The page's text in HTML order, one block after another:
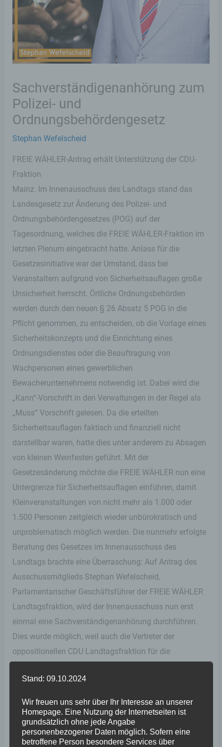
Sachverständigenanhörung zum
Polizei- und
Ordnungsbehördengesetz
Stephan Wefelscheid
FREIE WÄHLER-Antrag erhält Unterstützung der CDU-
Fraktion
Mainz. Im Innenausschuss des Landtags stand das
Landesgesetz zur Änderung des Polizei- und
Ordnungsbehördengesetzes (POG) auf der
Tagesordnung, welches die FREIE WÄHLER-Fraktion im
letzten Plenum eingebracht hatte. Anlass für die
Gesetzesinitiative war der Umstand, dass bei
Veranstaltern aufgrund von Sicherheitsauflagen große
Unsicherheit herrscht. Örtliche Ordnungsbehörden
werden durch den neuen § 26 Absatz 5 POG in die
Pflicht genommen, zu entscheiden, ob die Vorlage eines
Sicherheitskonzepts und die Einrichtung eines
Ordnungsdienstes oder die Beauftragung von
Wachpersonen eines gewerblichen
Bewacherunternehmens notwendig ist. Dabei wird die
„Kann“-Vorschrift in den Verwaltungen in der Regel als
„Muss“ Vorschrift gelesen. Da die erteilten
Sicherheitsauflagen faktisch und finanziell nicht
darstellbar waren, hatte dies unter anderem zu Absagen
von kleinen Weinfesten geführt. Mit der
Gesetzesänderung möchte die FREIE WÄHLER nun eine
Untergrenze für Sicherheitsauflagen einführen, damit
Kleinveranstaltungen von nicht mehr als 1.000 oder
1.500 Personen zeitgleich wieder unbürokratisch und
unproblematisch möglich werden. Die nunmehr erfolgte
Beratung des Gesetzes im Innenausschuss des
Landtags brachte eine Überraschung: Auf Antrag des
Ausschussmitglieds Stephan Wefelscheid,
Parlamentarischer Geschäftsführer der FREIE WÄHLER
Landtagsfraktion, wird der Innenausschuss nun erst
einmal eine Sachverständigenanhörung durchführen.
Dies wurde möglich, weil auch die Vertreter der
oppositionellen CDU Landtagsfraktion für die
das dafür erforderliche Quorum von ¼ der Stimmen des
Stephan Wefelscheid zeigte sich darüber sehr erfreut:
„Ich hatte bereits im Plenum ausgeführt, dass es
Stand: 09.10.2024
Wir freuen uns sehr über Ihr Interesse an unserer
Homepage. Eine Nutzung der Internetseiten ist
grundsätzlich ohne jede Angabe
personenbezogener Daten möglich. Sofern eine
betroffene Person besondere Services über